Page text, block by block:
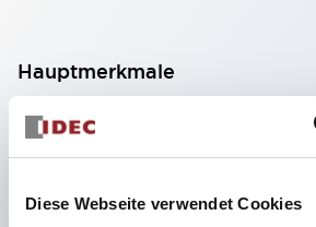
Diese Webseite verwendet Cookies
Hauptmerkmale
2-Kontakt-Block mit 2 Stufen,
Kontakt-Konfiguration
Isolierung zwischen den 2